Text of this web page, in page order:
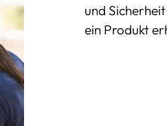
und
ein Produkt